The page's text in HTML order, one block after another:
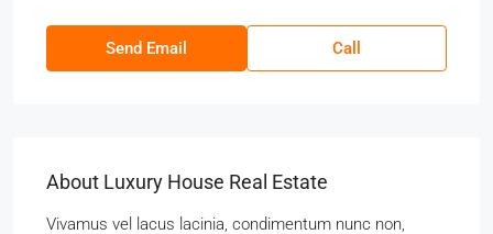
Send Email Call
About Luxury House Real Estate
Vivamus vel lacus lacinia, condimentum nunc non,